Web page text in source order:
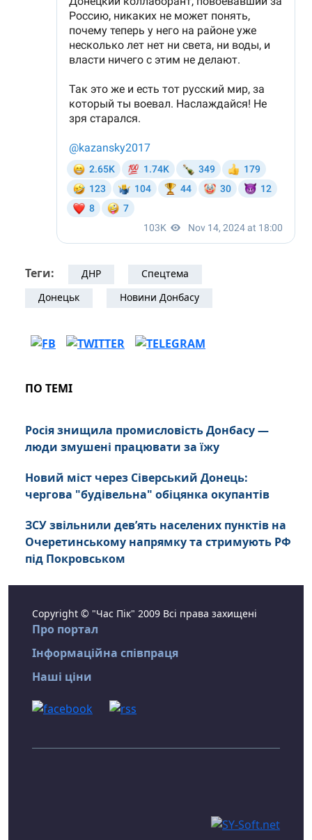
Теги: ДНР
Спецтема
Донецьк
Новини Донбасу
ПО ТЕМІ
Росія знищила промисловість Донбасу —
люди змушені працювати за їжу
Новий міст через Сіверський Донець:
чергова "будівельна" обіцянка окупантів
ЗСУ звільнили дев’ять населених пунктів на
Очеретинському напрямку та стримують РФ
під Покровськом
Copyright © "Час Пік" 2009 Всі права захищені
Про портал
Інформаційна співпраця
Наші ціни